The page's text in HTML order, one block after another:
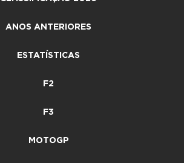
ANOS ANTERIORES
ESTATÍSTICAS
F2
F3
MOTOGP